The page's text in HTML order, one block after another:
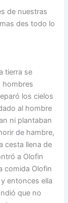
de nuestras
des todo lo
tierra se
hombres
los cielos
al hombre
ni plantaban
de hambre,
cesta llena de
a Olofin
comida Olofin
entonces ella
que no